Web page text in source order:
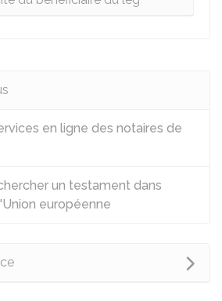
en ligne des notaires de
un testament dans
européenne